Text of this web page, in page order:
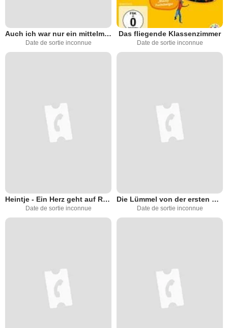
Auch ich war nur ein mittelmäßiger Schüler
Date de sortie inconnue
Das fliegende Klassenzimmer
Date de sortie inconnue
Heintje - Ein Herz geht auf Reisen
Date de sortie inconnue
Die Lümmel von der ersten Bank
Date de sortie inconnue